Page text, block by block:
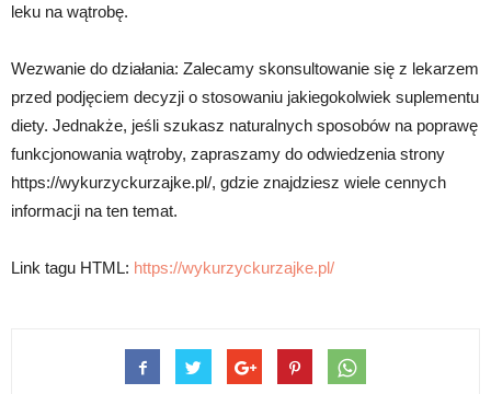
leku na wątrobę.
Wezwanie do działania: Zalecamy skonsultowanie się z lekarzem
przed podjęciem decyzji o stosowaniu jakiegokolwiek suplementu
diety. Jednakże, jeśli szukasz naturalnych sposobów na poprawę
funkcjonowania wątroby, zapraszamy do odwiedzenia strony
https://wykurzyckurzajke.pl/, gdzie znajdziesz wiele cennych
informacji na ten temat.
Link tagu HTML: https://wykurzyckurzajke.pl/